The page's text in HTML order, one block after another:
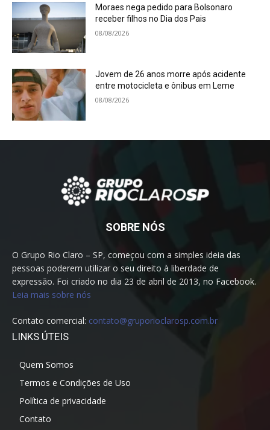
Moraes nega pedido para Bolsonaro
receber filhos no Dia dos Pais
08/08/2026
Jovem de 26 anos morre após acidente
entre motocicleta e ônibus em Leme
08/08/2026
SOBRE NÓS
O Grupo Rio Claro – SP, começou com a simples ideia das
pessoas poderem utilizar o seu direito à liberdade de
expressão. Foi criado no dia 23 de abril de 2013, no Facebook.
Leia mais sobre nós
Contato comercial: contato@gruporioclarosp.com.br
LINKS ÚTEIS
Quem Somos
Termos e Condições de Uso
Política de privacidade
Contato